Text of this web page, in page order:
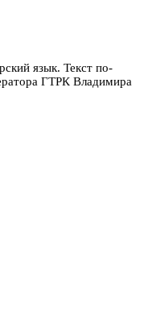
язык. Текст по-
ГТРК Владимира